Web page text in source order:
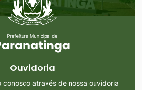
Ouvidoria
conosco através de nossa ouvidoria